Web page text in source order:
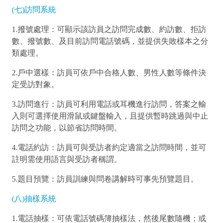
(七)訪問系統
1.撥號處理：可顯示該訪員之訪問完成數、約訪數、拒訪
數、撥號數、及目前訪問電話號碼，並提供失敗樣本之分
類處理。
2.戶中選樣：訪員可依戶中合格人數、男性人數等條件決
定受訪對象。
3.訪問進行：訪員可利用電話或耳機進行訪問，答案之輸
入則可選擇使用滑鼠或鍵盤輸入，且提供暫時跳過與中止
訪問之功能，以節省訪問時間。
4.電話約訪：訪員可與受訪者約定適當之訪問時間，並可
註明需使用語言與受訪者稱謂。
5.題目預覽：訪員訓練與問卷講解時可事先預覽題目。
(八)抽樣系統
1.電話抽樣：可依電話號碼簿抽樣法，然後尾數隨機；或